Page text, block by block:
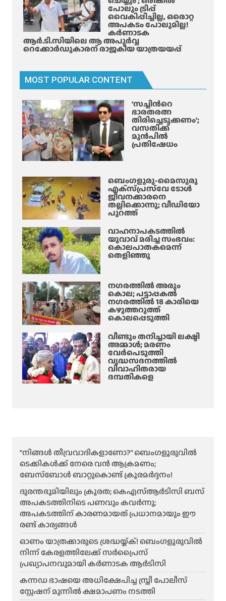
ഈ
ര
ര്യ
മാ
യി
ക
ണാ
ടി
സി
പോലും ട്രിപ്പ്
വൈകിപ്പിച്ചില്ല, ഒരൊറ്റ
അപകടം പോലുമില്ല!
കർണാടക
ആർ.ടി.സിയിലെ ആ അപൂർവ്വ
റെക്കോർഡുകാരന് രാജകീയ യാത്രയയപ്പ്
MOST POPULAR CONTENT
‘സച്ചിന്‍റെ
ഭാരതരത്ന
തിരിച്ചെടുക്കണം’;
വസതിക്ക്
മുൻപിൽ
പ്രതിഷേധം
ബെംഗളൂരു-മൈസൂരു
എക്‌സ്‌പ്രസ്‌വേ ടോൾ
ജീവനക്കാരനെ
തല്ലിക്കൊന്നു; വീഡിയോ
പുറത്ത്
വാഹനാപകടത്തിൽ
യുവാവ് മരിച്ച സംഭവം:
കൊലപാതകമെന്ന്
തെളിഞ്ഞു
നഗരത്തിൽ അരും
കൊല; പട്ടാപ്പകൽ
നഗരത്തിൽ 18 കാരിയെ
കഴുത്തറുത്ത്
കൊലപ്പെടുത്തി
വീണ്ടും തനിച്ചായി ലക്ഷ്മി
അമ്മാള്‍; മരണം
വേർപെടുത്തി
വൃദ്ധസദനത്തില്‍
വിവാഹിതരായ
ദമ്പതികളെ
“നിങ്ങൾ തീവ്രവാദികളാണോ?” ബെംഗളൂരുവിൽ
ടെക്കികൾക്ക് നേരെ വൻ ആക്രമണം;
ബേസ്ബോൾ ബാറ്റുകൊണ്ട് ക്രൂരമർദ്ദനം!
ദുരന്തഭൂമിയിലും ക്രൂരത; കെഎസ്ആർടിസി ബസ്
അപകടത്തിനിടെ പണവും കവർന്നു;
അപകടത്തിന് കാരണമായത് പ്രധാനമായും ഈ
രണ്ട് കാര്യങ്ങൾ
ഓണം യാത്രക്കാരുടെ ശ്രദ്ധയ്ക്ക്! ബെംഗളൂരുവിൽ
നിന്ന് കേരളത്തിലേക്ക് സർപ്രൈസ്
പ്രഖ്യാപനവുമായി കർണാടക ആർടിസി
കന്നഡ ഭാഷയെ അധിക്ഷേപിച്ച സ്ത്രീ പോലീസ്
സ്റ്റേഷന് മുന്നിൽ ക്ഷമാപണം നടത്തി